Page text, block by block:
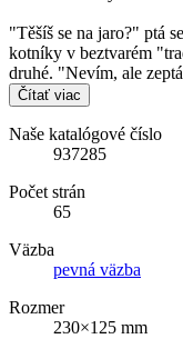
"Těšíš se na jaro?" ptá
kotníky v beztvarém
druhé. "Nevím, ale
Čítať viac
Naše katalógové číslo
937285
Počet strán
65
Väzba
pevná väzba
Rozmer
230×125 mm